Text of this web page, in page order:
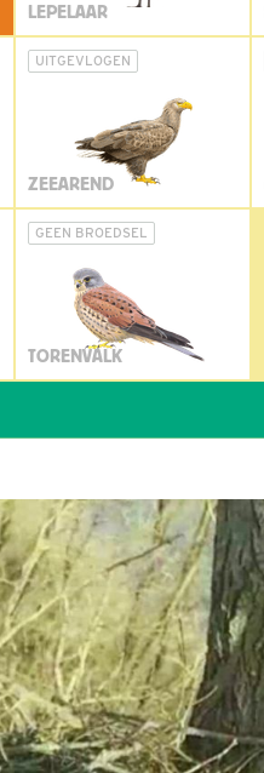
LEPELAAR
UITGEVLOGEN
ZEEAREND
GEEN BROEDSEL
TORENVALK